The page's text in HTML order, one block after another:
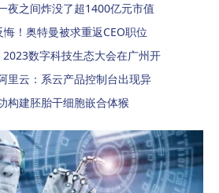
夜之间炸没了超1400亿元市值
！奥特曼被求重返CEO职位
数字科技生态大会在广州开
里云：系云产品控制台出现异
构建胚胎干细胞嵌合体猴